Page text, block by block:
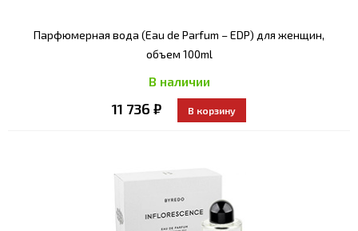
Парфюмерная вода (Eau de Parfum – EDP) для женщин,
объем 100ml
В наличии
11 736 ₽